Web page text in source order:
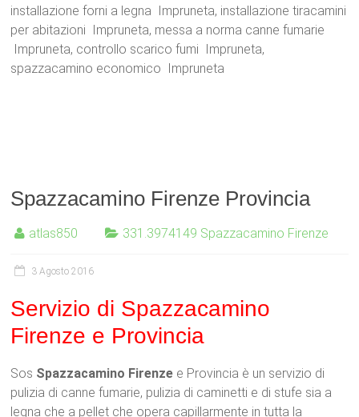
installazione forni a legna Impruneta, installazione tiracamini
per abitazioni Impruneta, messa a norma canne fumarie
Impruneta, controllo scarico fumi Impruneta,
spazzacamino economico Impruneta
Spazzacamino Firenze Provincia
atlas850 331.3974149 Spazzacamino Firenze
3 Agosto 2016
Servizio di Spazzacamino
Firenze e Provincia
Sos Spazzacamino Firenze e Provincia è un servizio di
pulizia di canne fumarie, pulizia di caminetti e di stufe sia a
legna che a pellet che opera capillarmente in tutta la